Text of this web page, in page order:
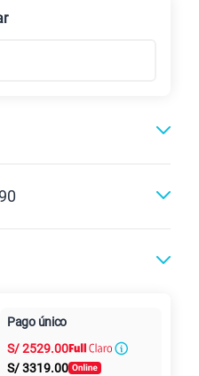
125GBen alta velocidad
79.90
Claro
intereses
Pago único
S/2529.00
S/3319.00